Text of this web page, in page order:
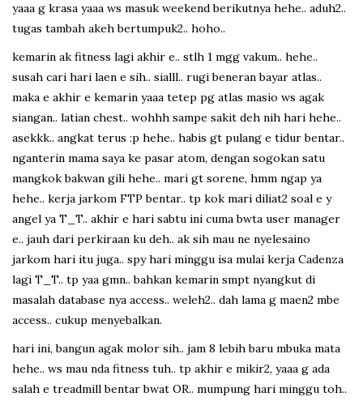
yaaa g krasa yaaa ws masuk weekend berikutnya hehe.. aduh2..
tugas tambah akeh bertumpuk2.. hoho..
kemarin ak fitness lagi akhir e.. stlh 1 mgg vakum.. hehe..
susah cari hari laen e sih.. sialll.. rugi beneran bayar atlas..
maka e akhir e kemarin yaaa tetep pg atlas masio ws agak
siangan.. latian chest.. wohhh sampe sakit deh nih hari hehe..
asekkk.. angkat terus :p hehe.. habis gt pulang e tidur bentar..
nganterin mama saya ke pasar atom, dengan sogokan satu
mangkok bakwan gili hehe.. mari gt sorene, hmm ngap ya
hehe.. kerja jarkom FTP bentar.. tp kok mari diliat2 soal e y
angel ya T_T.. akhir e hari sabtu ini cuma bwta user manager
e.. jauh dari perkiraan ku deh.. ak sih mau ne nyelesaino
jarkom hari itu juga.. spy hari minggu isa mulai kerja Cadenza
lagi T_T.. tp yaa gmn.. bahkan kemarin smpt nyangkut di
masalah database nya access.. weleh2.. dah lama g maen2 mbe
access.. cukup menyebalkan.
hari ini, bangun agak molor sih.. jam 8 lebih baru mbuka mata
hehe.. ws mau nda fitness tuh.. tp akhir e mikir2, yaaa g ada
salah e treadmill bentar bwat OR.. mumpung hari minggu toh..